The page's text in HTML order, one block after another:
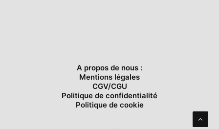
A propos de nous :
Mentions légales
CGV/CGU
Politique de confidentialité
Politique de cookie